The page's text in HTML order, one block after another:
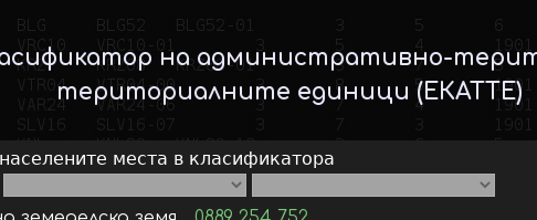
Skip
to
main
на административно-
териториалните единици (ЕКАТТЕ)
места в класификатора